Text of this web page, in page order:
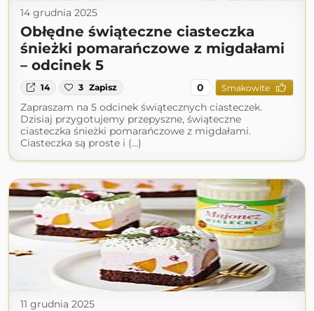
14 grudnia 2025
Obłędne świąteczne ciasteczka
śnieżki pomarańczowe z migdałami
– odcinek 5
14 3 Zapisz 0 Smakowite
Zapraszam na 5 odcinek świątecznych ciasteczek.
Dzisiaj przygotujemy przepyszne, świąteczne
ciasteczka śnieżki pomarańczowe z migdałami.
Ciasteczka są proste i (...)
11 grudnia 2025